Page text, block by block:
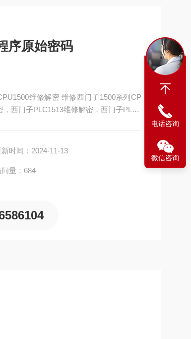
序原始密码
维修解密 维修西门子1500系列CP
西门子PLC1513维修解密，西门子PLC1
新时间：2024-11-13
量：684
电话咨询
微信咨询